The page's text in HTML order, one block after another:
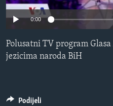
Learning English
PRATITE NAS
0:00
Polusatni TV program
jezicima naroda BiH
Podijeli